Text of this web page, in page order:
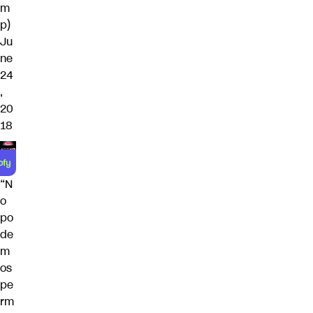
m
p)
Ju
ne
24
,
20
18
“N
o
po
de
m
os
pe
rm